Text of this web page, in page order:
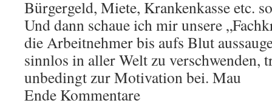
Bürgergeld, Miete, Krankenkasse etc.
Und dann schaue ich mir unsere
die Arbeitnehmer bis aufs Blut
sinnlos in aller Welt zu verschwenden,
unbedingt zur Motivation bei. Mau
Ende Kommentare